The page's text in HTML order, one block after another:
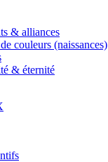
& alliances
couleurs (naissances)
& éternité